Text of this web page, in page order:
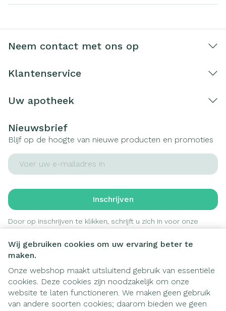
Wij gebruiken cookies om uw ervaring beter te
maken.
Onze webshop maakt uitsluitend gebruik van essentiële
cookies. Deze cookies zijn noodzakelijk om onze
website te laten functioneren. We maken geen gebruik
van andere soorten cookies; daarom bieden we geen
Neem contact met ons op
Klantenservice
Uw apotheek
Nieuwsbrief
Blijf op de hoogte van nieuwe producten en promoties
E-mail adres
Inschrijven
Door op inschrijven te klikken, schrijft u zich in voor onze
nieuwsbrief en gaat u akkoord met onzeprivacy policy.